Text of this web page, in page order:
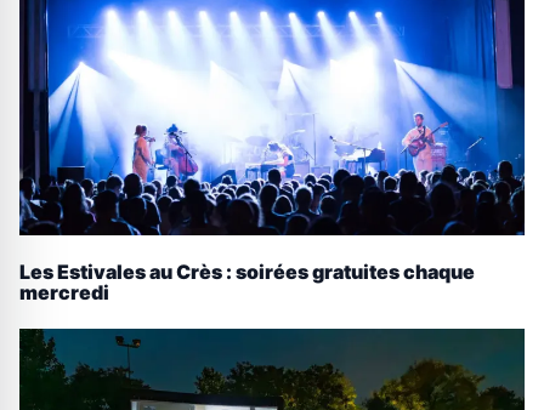
Les Estivales au Crès : soirées gratuites chaque
mercredi